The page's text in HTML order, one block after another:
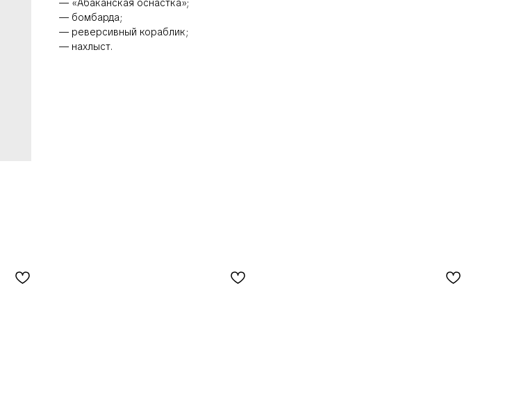
— «Абаканская оснастка»;
— бомбарда;
— реверсивный кораблик;
— нахлыст.